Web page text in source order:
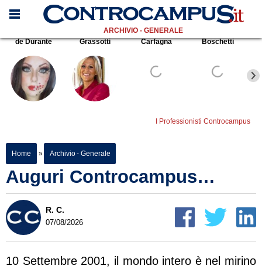
ARCHIVIO - GENERALE
de Durante
Grassotti Carfagna Boschetti
I Professionisti Controcampus
Home » Archivio - Generale
Auguri Controcampus…
R. C.
07/08/2026
10 Settembre 2001, il mondo intero è nel mirino